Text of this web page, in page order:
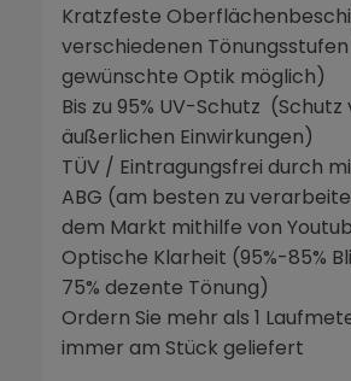
Kratzfeste
verschiedenen
gewünschte Optik möglich)
Bis zu 95% UV-Schutz (Schutz
äußerlichen Einwirkungen)
TÜV / Eintragungsfrei durch
ABG (am besten zu
dem Markt mithilfe von
Optische Klarheit (95%-85%
75% dezente Tönung)
Ordern Sie mehr als 1
immer am Stück geliefert